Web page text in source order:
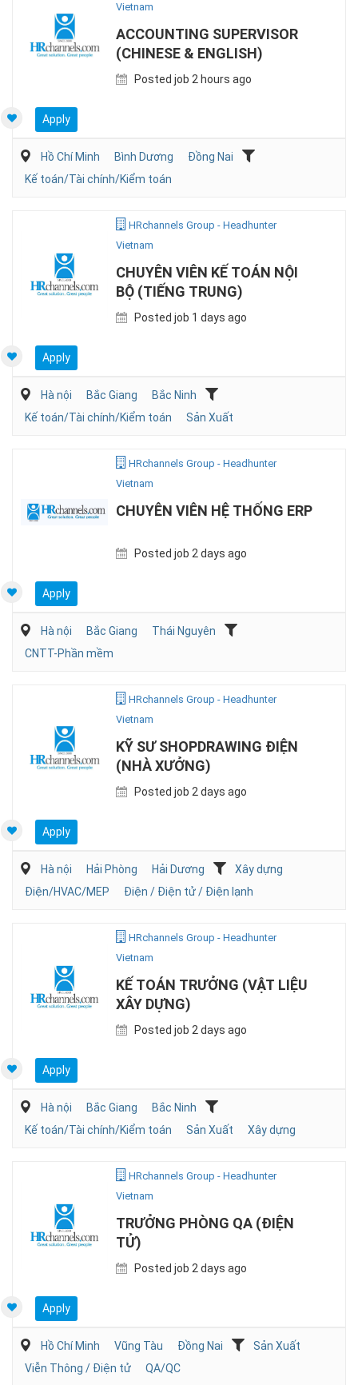
Vietnam
ACCOUNTING SUPERVISOR
(CHINESE & ENGLISH)
Posted job 2 hours ago
Apply
Hồ Chí Minh Bình Dương
Đồng Nai
Kế toán/Tài chính/Kiểm toán
HRchannels Group - Headhunter
Vietnam
CHUYÊN VIÊN KẾ TOÁN NỘI
BỘ (TIẾNG TRUNG)
Posted job 1 days ago
Apply
Hà nội Bắc Giang
Bắc Ninh
Kế toán/Tài chính/Kiểm toán
Sản Xuất
HRchannels Group - Headhunter
Vietnam
CHUYÊN VIÊN HỆ THỐNG ERP
Posted job 2 days ago
Apply
Hà nội Bắc Giang
Thái Nguyên
CNTT-Phần mềm
HRchannels Group - Headhunter
Vietnam
KỸ SƯ SHOPDRAWING ĐIỆN
(NHÀ XƯỞNG)
Posted job 2 days ago
Apply
Hà nội Hải Phòng Hải Dương
Xây dựng
Điện/HVAC/MEP
Điện / Điện tử / Điện lạnh
HRchannels Group - Headhunter
Vietnam
KẾ TOÁN TRƯỞNG (VẬT LIỆU
XÂY DỰNG)
Posted job 2 days ago
Apply
Hà nội Bắc Giang
Bắc Ninh
Kế toán/Tài chính/Kiểm toán
Sản Xuất Xây dựng
HRchannels Group - Headhunter
Vietnam
TRƯỞNG PHÒNG QA (ĐIỆN
TỬ)
Posted job 2 days ago
Apply
Hồ Chí Minh Vũng Tàu Đồng Nai
Sản Xuất
Viễn Thông / Điện tử
QA/QC